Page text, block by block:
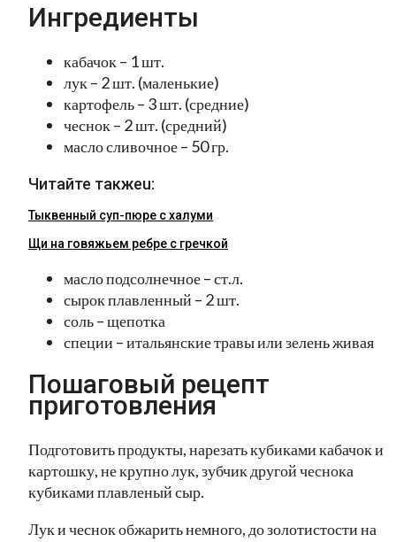
Ингредиенты
кабачок – 1 шт.
лук – 2 шт. (маленькие)
картофель – 3 шт. (средние)
чеснок – 2 шт. (средний)
масло сливочное – 50 гр.
Читайте такжеu:
Тыквенный суп-пюре с халуми
Щи на говяжьем ребре с гречкой
масло подсолнечное – ст.л.
сырок плавленный – 2 шт.
соль – щепотка
специи – итальянские травы или зелень живая
Пошаговый рецепт
приготовления
Подготовить продукты, нарезать кубиками кабачок и
картошку, не крупно лук, зубчик другой чеснока
кубиками плавленый сыр.
Лук и чеснок обжарить немного, до золотистости на